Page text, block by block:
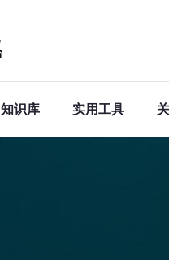
知识库 实用工具